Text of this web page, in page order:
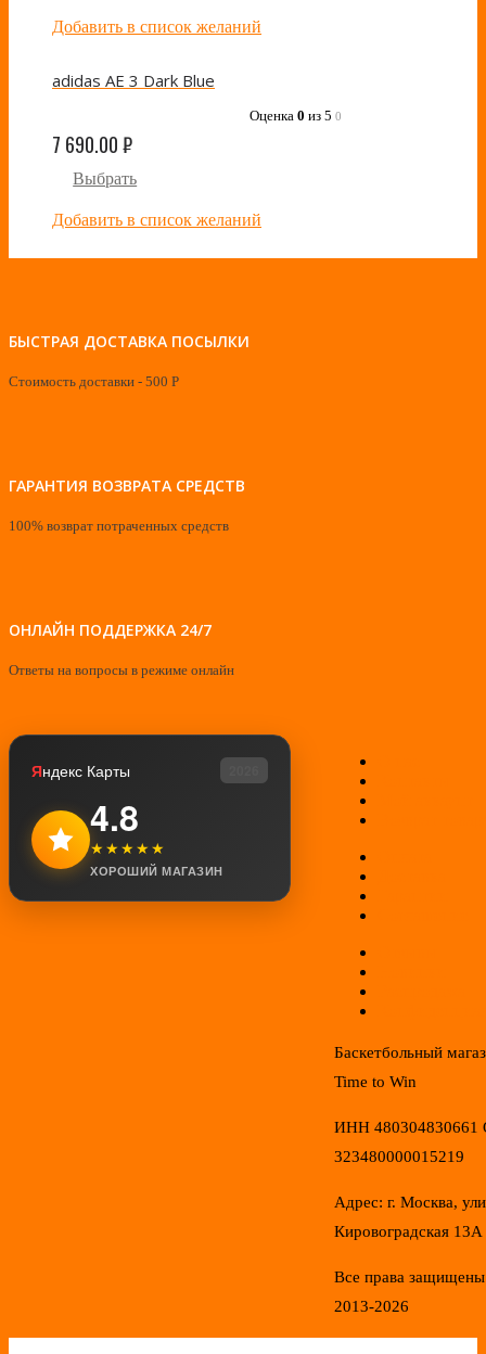
Добавить в список желаний
adidas AE 3 Dark Blue
Оценка 0 из 5 0
7 690.00₽
Выбрать
Добавить в список желаний
БЫСТРАЯ ДОСТАВКА ПОСЫЛКИ
Стоимость доставки - 500 Р
ГАРАНТИЯ ВОЗВРАТА СРЕДСТВ
100% возврат потраченных средств
ОНЛАЙН ПОДДЕРЖКА 24/7
Ответы на вопросы в режиме онлайн
Яндекс Карты
4.8
★★★★★
ХОРОШИЙ МАГАЗИН
Баскетбольный
Time to Win
ИНН 480304830661
323480000015219
Адрес: г. Москва,
Кировоградская 13А
Все права
2013-2026